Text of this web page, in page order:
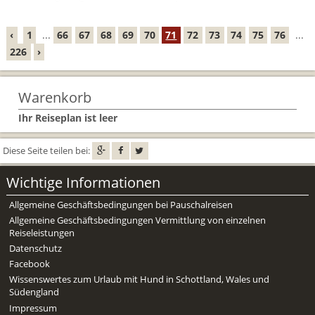
‹ 1 ... 66 67 68 69 70 71 72 73 74 75 76
...
226
›
Warenkorb
Ihr Reiseplan ist leer
Diese Seite teilen bei:
Wichtige Informationen
Allgemeine Geschäftsbedingungen bei Pauschalreisen
Allgemeine Geschäftsbedingungen Vermittlung von einzelnen
Reiseleistungen
Datenschutz
Facebook
Wissenswertes zum Urlaub mit Hund in Schottland, Wales und
Südengland
Impressum